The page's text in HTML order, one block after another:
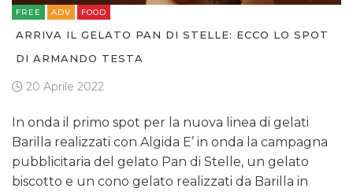
FREE ADV FOOD
ARRIVA IL GELATO PAN DI STELLE: ECCO LO SPOT
DI ARMANDO TESTA
20 Aprile 2022
In onda il primo spot per la nuova linea di gelati
Barilla realizzati con Algida E’ in onda la campagna
pubblicitaria del gelato Pan di Stelle, un gelato
biscotto e un cono gelato realizzati da Barilla in